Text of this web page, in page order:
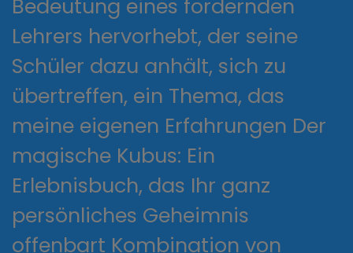
Bedeutung eines fordernden
Lehrers hervorhebt, der seine
Schüler dazu anhält, sich zu
übertreffen, ein Thema, das
meine eigenen Erfahrungen Der
magische Kubus: Ein
Erlebnisbuch, das Ihr ganz
persönliches Geheimnis
offenbart Kombination von